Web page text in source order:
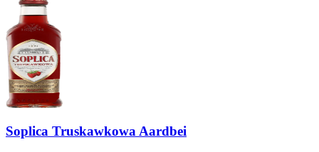
Soplica Truskawkowa Aardbei